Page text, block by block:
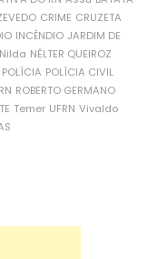
CRIME CRUZETA
INCÊNDIO JARDIM DE
Nilda NÉLTER QUEIROZ
POLÍCIA POLÍCIA CIVIL
RN ROBERTO GERMANO
Temer UFRN Vivaldo